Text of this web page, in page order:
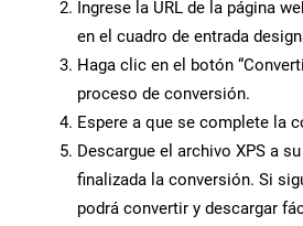
Ingrese la URL de la página
en el cuadro de entrada
Haga clic en el botón
proceso de conversión.
Espere a que se complete la
Descargue el archivo XPS a
finalizada la conversión. Si
podrá convertir y descargar